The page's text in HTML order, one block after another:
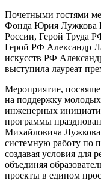
Почетными гостями
Фонда Юрия Лужкова
России, Герой Труда
Герой РФ Александр
искусств РФ
выступила лауреат
Мероприятие,
на поддержку молодых
инженерных
программы
Михайловича
системную работу по
создавая условия для
объединяя
проекты в едином